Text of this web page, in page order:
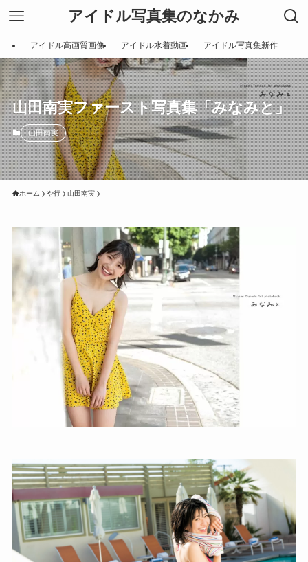
アイドル写真集のなかみ
アイドル高画質画像 アイドル水着動画 アイドル写真集新作
山田南実ファースト写真集「みなみと」
山田南実
ホーム や行 山田南実